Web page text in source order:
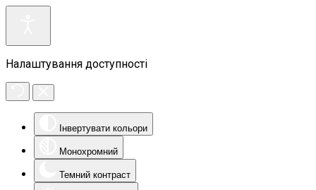
Налаштування доступності
Інвертувати кольори
Монохромний
Темний контраст